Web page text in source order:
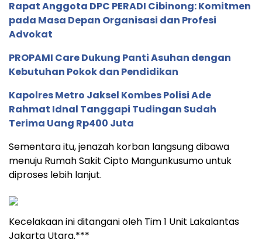
Rapat Anggota DPC PERADI Cibinong: Komitmen
pada Masa Depan Organisasi dan Profesi
Advokat
PROPAMI Care Dukung Panti Asuhan dengan
Kebutuhan Pokok dan Pendidikan
Kapolres Metro Jaksel Kombes Polisi Ade
Rahmat Idnal Tanggapi Tudingan Sudah
Terima Uang Rp400 Juta
Sementara itu, jenazah korban langsung dibawa
menuju Rumah Sakit Cipto Mangunkusumo untuk
diproses lebih lanjut.
Kecelakaan ini ditangani oleh Tim 1 Unit Lakalantas
Jakarta Utara.***